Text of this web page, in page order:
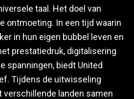
taal. Het doel van
ontmoeting. In een tijd waarin
in hun eigen bubbel leven en
prestatiedruk, digitalisering
spanningen, biedt United
Tijdens de uitwisseling
verschillende landen samen